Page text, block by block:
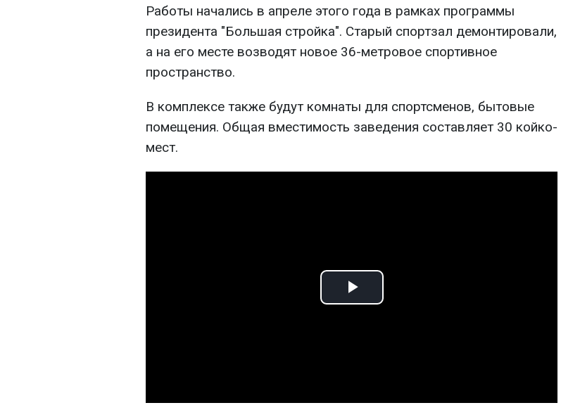
Работы начались в апреле этого года в рамках программы
президента "Большая стройка". Старый спортзал демонтировали,
а на его месте возводят новое 36-метровое спортивное
пространство.
В комплексе также будут комнаты для спортсменов, бытовые
помещения. Общая вместимость заведения составляет 30 койко-
мест.
Play